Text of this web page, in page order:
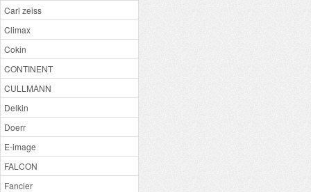
Carl zeiss
Climax
Cokin
CONTINENT
CULLMANN
Delkin
Doerr
E-image
FALCON
Fancier